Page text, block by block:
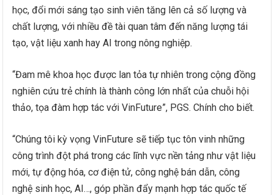
học, đổi mới sáng tạo sinh viên tăng lên cả số lượng và
chất lượng, với nhiều đề tài quan tâm đến năng lượng tái
tạo, vật liệu xanh hay AI trong nông nghiệp.
“Đam mê khoa học được lan tỏa tự nhiên trong cộng đồng
nghiên cứu trẻ chính là thành công lớn nhất của chuỗi hội
thảo, tọa đàm hợp tác với VinFuture”, PGS. Chính cho biết.
“Chúng tôi kỳ vọng VinFuture sẽ tiếp tục tôn vinh những
công trình đột phá trong các lĩnh vực nền tảng như vật liệu
mới, tự động hóa, cơ điện tử, công nghệ bán dẫn, công
nghệ sinh học, AI…, góp phần đẩy mạnh hợp tác quốc tế